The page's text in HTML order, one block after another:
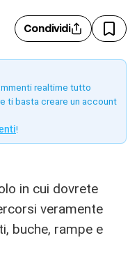
Condividi
realtime tutto
ti basta creare un account
!
in cui dovrete
veramente
buche, rampe e